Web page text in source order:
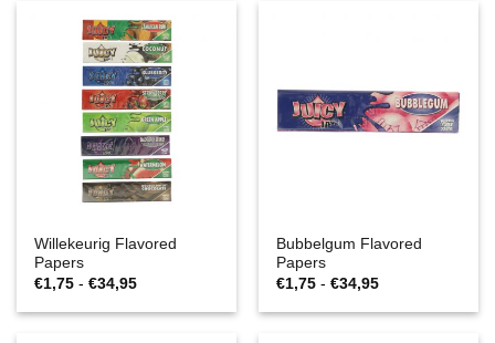
Willekeurig Flavored
Papers
€1,75 - €34,95Prijsklasse:
tot
Bubbelgum Flavored
Papers
€1,75 - €34,95Prijsklasse:
tot